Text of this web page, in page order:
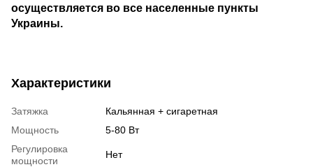
осуществляется во все населенные пункты
Украины.
Характеристики
Затяжка
Кальянная + сигаретная
Мощность
5-80 Вт
Регулировка
мощности
Нет